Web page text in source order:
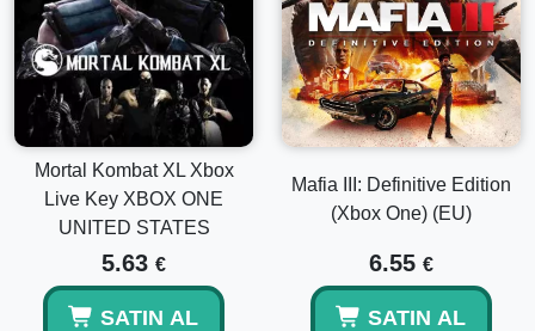
Mortal Kombat XL Xbox
Live Key XBOX ONE
UNITED STATES
5.63 €
SATIN AL
Mafia III: Definitive Edition
(Xbox One) (EU)
6.55 €
SATIN AL